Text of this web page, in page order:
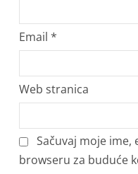
Email *
Web stranica
Sačuvaj moje
browseru za buduće